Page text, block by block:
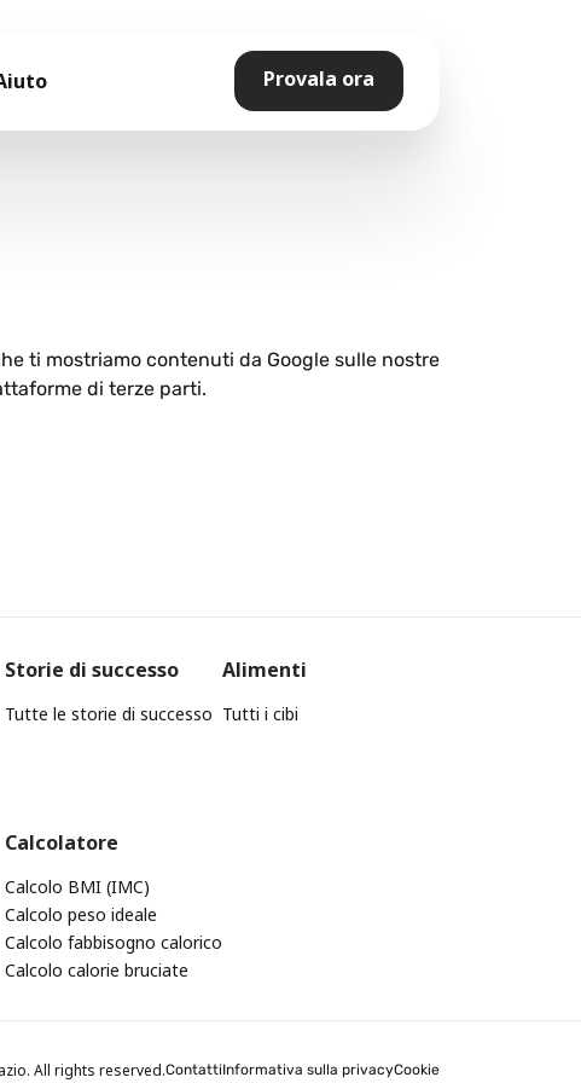
Provala ora
ti mostriamo contenuti da Google sulle nostre
di terze parti.
Storie di successo
Tutte le storie di successo
Alimenti
Tutti i cibi
Calcolatore
Calcolo BMI (IMC)
Calcolo peso ideale
Calcolo fabbisogno calorico
Calcolo calorie bruciate
All rights reserved.ContattiInformativa sulla privacyCookie